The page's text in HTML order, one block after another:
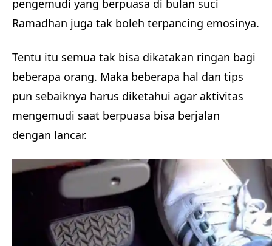
pengemudi yang berpuasa di bulan suci
Ramadhan juga tak boleh terpancing emosinya.
Tentu itu semua tak bisa dikatakan ringan bagi
beberapa orang. Maka beberapa hal dan tips
pun sebaiknya harus diketahui agar aktivitas
mengemudi saat berpuasa bisa berjalan
dengan lancar.